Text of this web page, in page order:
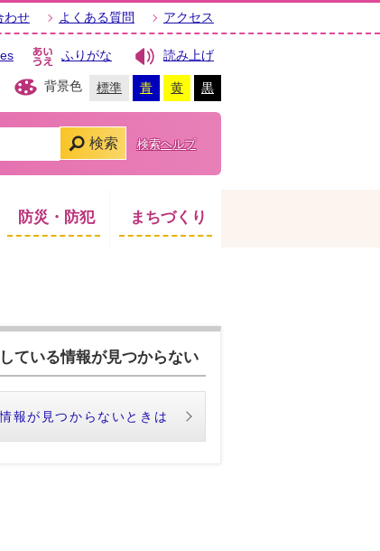
わせ よくある質問 アクセス
ふりがな 読み上げ
背景色 標準 青 黄 黒
検索 検索ヘルプ
防災・防犯 まちづくり
ている情報が見つからない
情報が見つからないときは